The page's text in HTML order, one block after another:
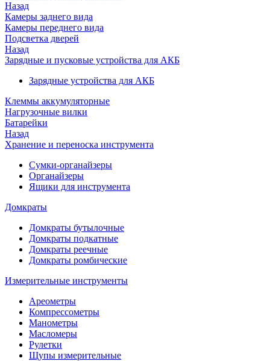
Назад
Камеры заднего вида
Камеры переднего вида
Подсветка дверей
Назад
Зарядные и пусковые устройства для АКБ
Зарядные устройства для АКБ
Клеммы аккумуляторные
Нагрузочные вилки
Батарейки
Назад
Хранение и переноска инструмента
Сумки-органайзеры
Органайзеры
Ящики для инструмента
Домкраты
Домкраты бутылочные
Домкраты подкатные
Домкраты реечные
Домкраты ромбические
Измерительные инструменты
Ареометры
Компрессометры
Манометры
Масломеры
Рулетки
Щупы измерительные